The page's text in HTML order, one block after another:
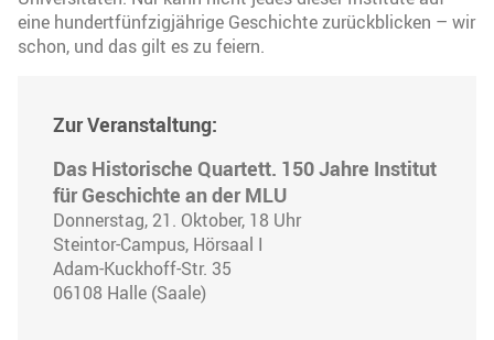
eine hundertfünfzigjährige Geschichte zurückblicken – wir
schon, und das gilt es zu feiern.
Zur Veranstaltung:
Das Historische Quartett. 150 Jahre Institut
für Geschichte an der MLU
Donnerstag, 21. Oktober, 18 Uhr
Steintor-Campus, Hörsaal I
Adam-Kuckhoff-Str. 35
06108 Halle (Saale)